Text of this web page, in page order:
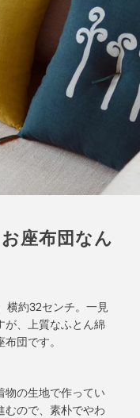
座布団なん
横約32センチ。一見
が、上質なふとん綿
団です。
物の生地で作ってい
むので、素朴でやわ